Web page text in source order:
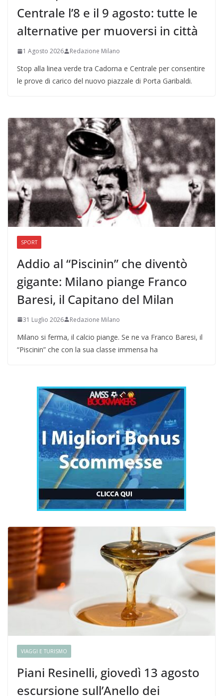
Centrale l’8 e il 9 agosto: tutte le
alternative per muoversi in città
1 Agosto 2026 Redazione Milano
Stop alla linea verde tra Cadorna e Centrale per consentire
le prove di carico del nuovo piazzale di Porta Garibaldi.
SPORT
Addio al “Piscinin” che diventò
gigante: Milano piange Franco
Baresi, il Capitano del Milan
31 Luglio 2026 Redazione Milano
Milano si ferma, il calcio piange. Se ne va Franco Baresi, il
“Piscinin” che con la sua classe immensa ha
VIAGGI E TURISMO
Piani Resinelli, giovedì 13 agosto
escursione sull’Anello dei